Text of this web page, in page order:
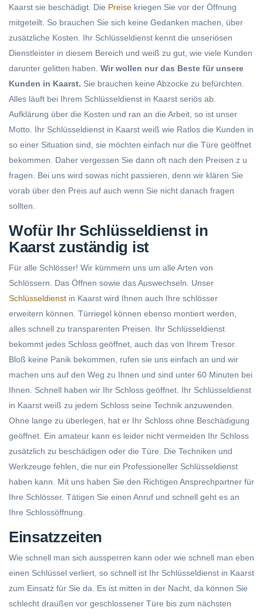
Kaarst sie beschädigt. Die Preise kriegen Sie vor der Öffnung
mitgeteilt. So brauchen Sie sich keine Gedanken machen, über
zusätzliche Kosten. Ihr Schlüsseldienst kennt die unseriösen
Dienstleister in diesem Bereich und weiß zu gut, wie viele Kunden
darunter gelitten haben. Wir wollen nur das Beste für unsere
Kunden in Kaarst. Sie brauchen keine Abzocke zu befürchten.
Alles läuft bei Ihrem Schlüsseldienst in Kaarst seriös ab.
Aufklärung über die Kosten und ran an die Arbeit, so ist unser
Motto. Ihr Schlüsseldienst in Kaarst weiß wie Ratlos die Kunden in
so einer Situation sind, sie möchten einfach nur die Türe geöffnet
bekommen. Daher vergessen Sie dann oft nach den Preisen z u
fragen. Bei uns wird sowas nicht passieren, denn wir klären Sie
vorab über den Preis auf auch wenn Sie nicht danach fragen
sollten.
Wofür Ihr Schlüsseldienst in
Kaarst zuständig ist
Für alle Schlösser! Wir kümmern uns um alle Arten von
Schlössern. Das Öffnen sowie das Auswechseln. Unser
Schlüsseldienst in Kaarst wird Ihnen auch Ihre schlösser
erweitern können. Türriegel können ebenso montiert werden,
alles schnell zu transparenten Preisen. Ihr Schlüsseldienst
bekommt jedes Schloss geöffnet, auch das von Ihrem Tresor.
Bloß keine Panik bekommen, rufen sie uns einfach an und wir
machen uns auf den Weg zu Ihnen und sind unter 60 Minuten bei
Ihnen. Schnell haben wir Ihr Schloss geöffnet. Ihr Schlüsseldienst
in Kaarst weiß zu jedem Schloss seine Technik anzuwenden.
Ohne lange zu überlegen, hat er Ihr Schloss ohne Beschädigung
geöffnet. Ein amateur kann es leider nicht vermeiden Ihr Schloss
zusätzlich zu beschädigen oder die Türe. Die Techniken und
Werkzeuge fehlen, die nur ein Professioneller Schlüsseldienst
haben kann. Mit uns haben Sie den Richtigen Ansprechpartner für
Ihre Schlösser. Tätigen Sie einen Anruf und schnell geht es an
Ihre Schlossöffnung.
Einsatzzeiten
Wie schnell man sich aussperren kann oder wie schnell man eben
einen Schlüssel verliert, so schnell ist Ihr Schlüsseldienst in Kaarst
zum Einsatz für Sie da. Es ist mitten in der Nacht, da können Sie
schlecht draußen vor geschlossener Türe bis zum nächsten